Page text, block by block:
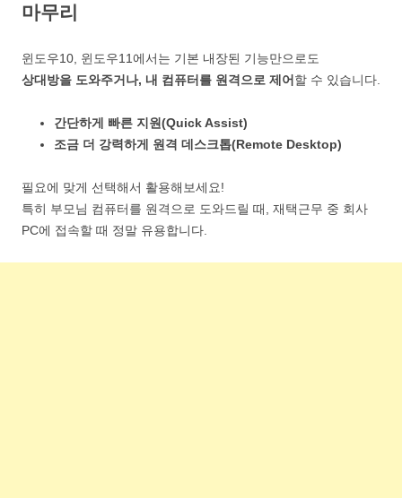
마무리
윈도우10, 윈도우11에서는 기본 내장된 기능만으로도
상대방을 도와주거나, 내 컴퓨터를 원격으로 제어 할 수 있습니다.
간단하게 빠른 지원(Quick Assist)
조금 더 강력하게 원격 데스크톱(Remote Desktop)
필요에 맞게 선택해서 활용해보세요!
특히 부모님 컴퓨터를 원격으로 도와드릴 때, 재택근무 중 회사
PC에 접속할 때 정말 유용합니다.